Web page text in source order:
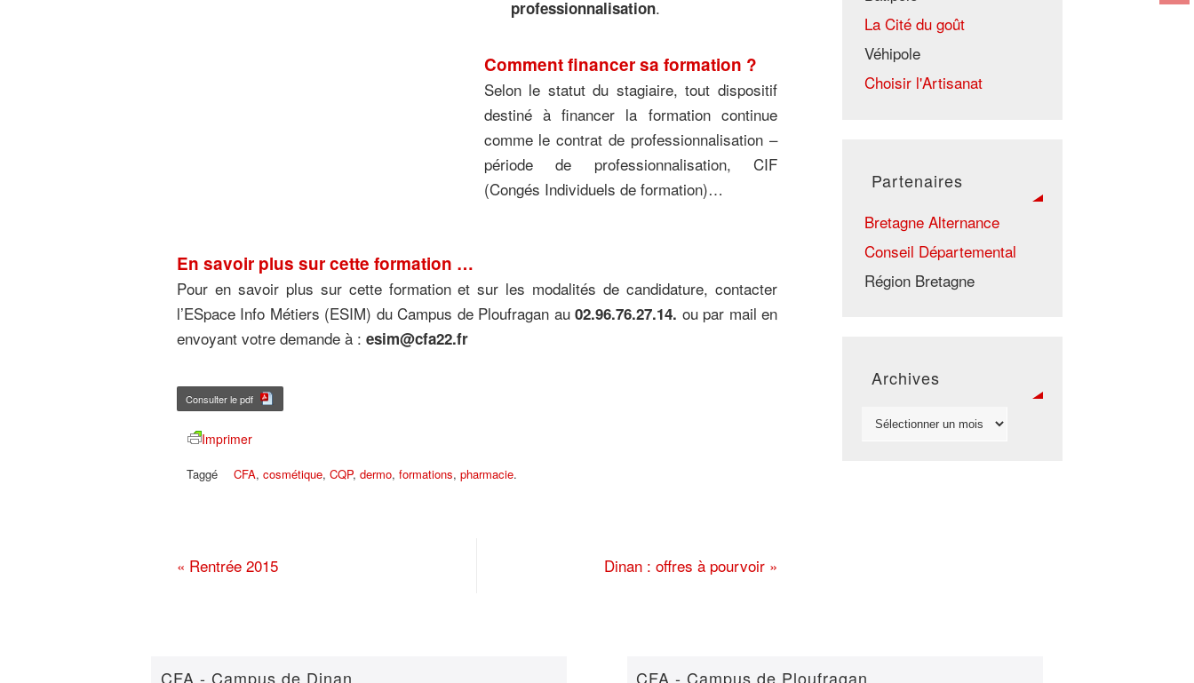
professionnalisation.
Comment financer sa formation ?
Selon le statut du stagiaire, tout dispositif
destiné à financer la formation continue
comme le contrat de professionnalisation –
période de professionnalisation, CIF
(Congés Individuels de formation)…
En savoir plus sur cette formation …
Pour en savoir plus sur cette formation et sur les modalités de candidature, contacter
l’ESpace Info Métiers (ESIM) du Campus de Ploufragan au02.96.76.27.14. ou par mail en
envoyant votre demande à : esim@cfa22.fr
Consulter le pdf
Imprimer
Taggé CFA, cosmétique, CQP, dermo, formations, pharmacie.
« Rentrée 2015 Dinan : offres à pourvoir »
La Cité du goût
Véhipole
Choisir l'Artisanat
Partenaires
Bretagne Alternance
Conseil Départemental
Région Bretagne
Archives
CFA - Campus de Dinan CFA - Campus de Ploufragan